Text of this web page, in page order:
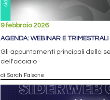
9 febbraio 2026
AGENDA: WEBINAR E TRIMESTRALI
Gli appuntamenti principali della
dell'acciaio
di Sarah Falsone